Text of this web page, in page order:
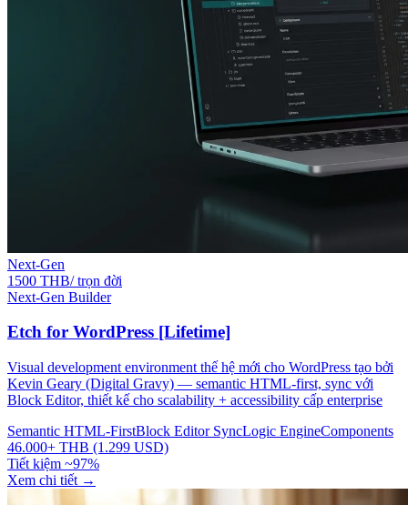
Next-Gen
1500 THB/ trọn đời
Next-Gen Builder
Etch for WordPress [Lifetime]
Visual development environment thế hệ mới cho WordPress tạo bởi
Kevin Geary (Digital Gravy) — semantic HTML-first, sync với
Block Editor, thiết kế cho scalability + accessibility cấp enterprise
Semantic HTML-FirstBlock Editor SyncLogic EngineComponents
46.000+ THB (1.299 USD)
Tiết kiệm ~97%
Xem chi tiết →